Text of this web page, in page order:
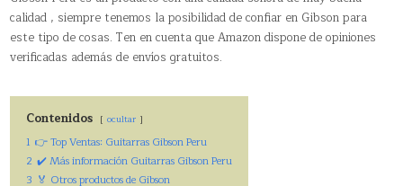
calidad , siempre tenemos la posibilidad de confiar en Gibson para
este tipo de cosas. Ten en cuenta que Amazon dispone de opiniones
verificadas además de envíos gratuitos.
Contenidos ocultar
1 👉 Top Ventas: Guitarras Gibson Peru
2 ✔️ Más información Guitarras Gibson Peru
3 🏅 Otros productos de Gibson